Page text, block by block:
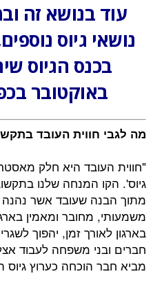
עוד בנושא זה
נושאי גיוס
באוקטובר
מה לגבי חווית העובד
"חווית העובד היא חלק
גיוס'. הקו המנחה שלנו
מתוך הבנה שעובד אשר נהנה
משמעותי, מחובר ומאמין
בארגון לאורך זמן, יהפוך
חברים ובני משפחה לעבוד
מביא חבר הוכחה כערוץ גיוס